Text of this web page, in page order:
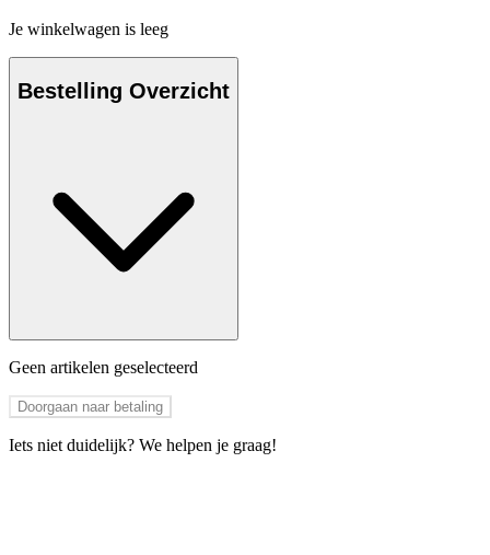
Je winkelwagen is leeg
Bestelling Overzicht
Geen artikelen geselecteerd
Doorgaan naar betaling
Iets niet duidelijk? We helpen je graag!